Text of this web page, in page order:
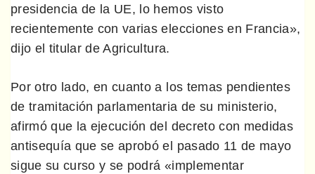
presidencia de la UE, lo hemos visto
recientemente con varias elecciones en Francia»,
dijo el titular de Agricultura.
Por otro lado, en cuanto a los temas pendientes
de tramitación parlamentaria de su ministerio,
afirmó que la ejecución del decreto con medidas
antisequía que se aprobó el pasado 11 de mayo
sigue su curso y se podrá «implementar